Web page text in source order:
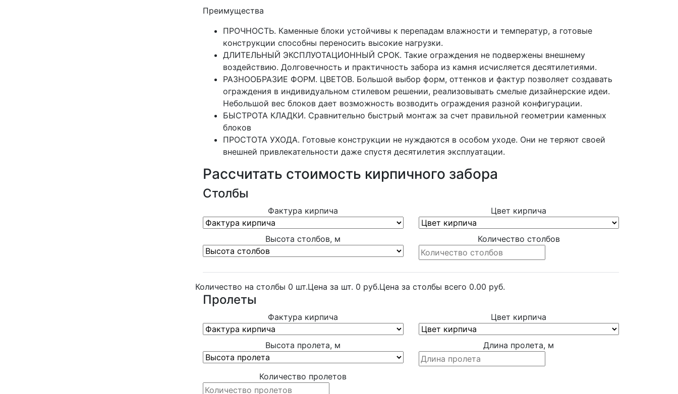
Преимущества
ПРОЧНОСТЬ. Каменные блоки устойчивы к перепадам влажности и температур, а готовые
конструкции способны переносить высокие нагрузки.
ДЛИТЕЛЬНЫЙ ЭКСПЛУОТАЦИОННЫЙ СРОК. Такие ограждения не подвержены внешнему
воздействию. Долговечность и практичность забора из камня исчисляется десятилетиями.
РАЗНООБРАЗИЕ ФОРМ. ЦВЕТОВ. Большой выбор форм, оттенков и фактур позволяет создавать
ограждения в индивидуальном стилевом решении, реализовывать смелые дизайнерские идеи.
Небольшой вес блоков дает возможность возводить ограждения разной конфигурации.
БЫСТРОТА КЛАДКИ. Сравнительно быстрый монтаж за счет правильной геометрии каменных
блоков
ПРОСТОТА УХОДА. Готовые конструкции не нуждаются в особом уходе. Они не теряют своей
внешней привлекательности даже спустя десятилетия эксплуатации.
Рассчитать стоимость кирпичного забора
Столбы
Фактура кирпича Цвет кирпича
Высота столбов, м Количество столбов
Количество на столбы 0 шт.Цена за шт. 0 руб.Цена за столбы всего 0.00 руб.
Пролеты
Фактура кирпича Цвет кирпича
Высота пролета, м Длина пролета, м
Количество пролетов